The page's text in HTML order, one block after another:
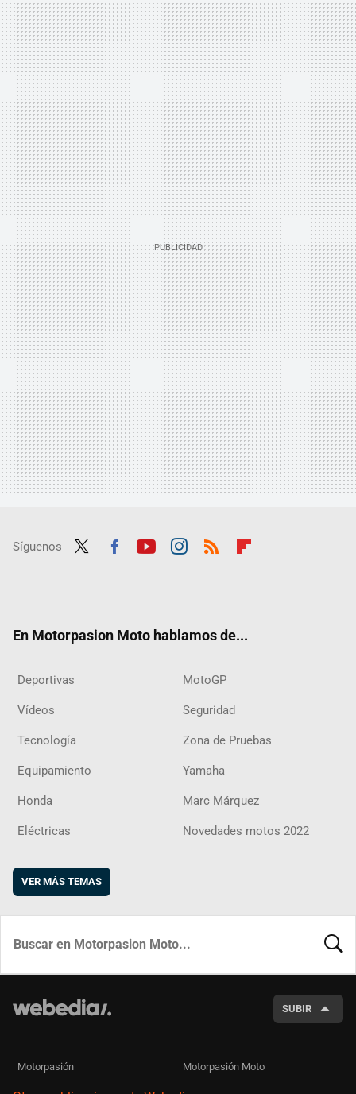
Síguenos
En Motorpasion Moto hablamos de...
Deportivas MotoGP
Vídeos Seguridad
Tecnología Zona de Pruebas
Equipamiento Yamaha
Honda Marc Márquez
Eléctricas Novedades motos 2022
VER MÁS TEMAS
SUBIR
Motorpasión Motorpasión Moto